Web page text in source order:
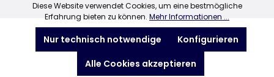
Diese Website verwendet Cookies, um eine bestmögliche
Erfahrung bieten zu können. Mehr Informationen ...
Nur technisch notwendige
Konfigurieren
Alle Cookies akzeptieren